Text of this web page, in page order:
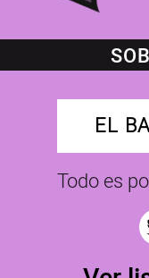
EL
Todo es